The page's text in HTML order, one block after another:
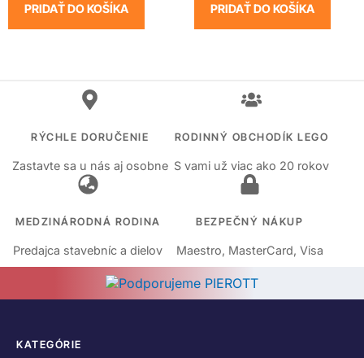
PRIDAŤ DO KOŠÍKA PRIDAŤ DO KOŠÍKA
RÝCHLE DORUČENIE
Zastavte sa u nás aj osobne
RODINNÝ OBCHODÍK LEGO
S vami už viac ako 20 rokov
MEDZINÁRODNÁ RODINA
Predajca stavebníc a dielov
BEZPEČNÝ NÁKUP
Maestro, MasterCard, Visa
KATEGÓRIE